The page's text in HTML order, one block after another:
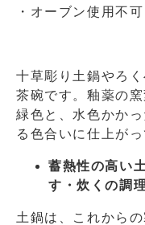
・オーブン使用不
十草彫り土鍋やろ
茶碗です。釉薬の
緑色と、水色かか
る色合いに仕上がっ
蓄熱性の高い
す・炊くの調
土鍋は、これから